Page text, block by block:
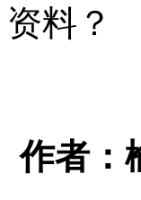
资料？
作者：